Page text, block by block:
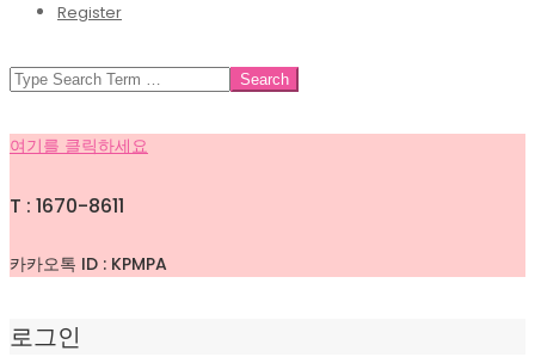
Register
SEARCH
여기를 클릭하세요
T : 1670-8611
카카오톡 ID : KPMPA
로그인